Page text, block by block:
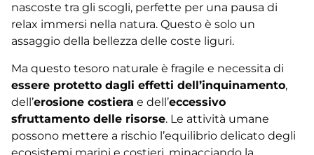
nascoste tra gli scogli, perfette per una pausa di
relax immersi nella natura. Questo è solo un
assaggio della bellezza delle coste liguri.
Ma questo tesoro naturale è fragile e necessita di
essere protetto dagli effetti dell’inquinamento,
dell’erosione costiera e dell’eccessivo
sfruttamento delle risorse. Le attività umane
possono mettere a rischio l’equilibrio delicato degli
ecosistemi marini e costieri, minacciando la